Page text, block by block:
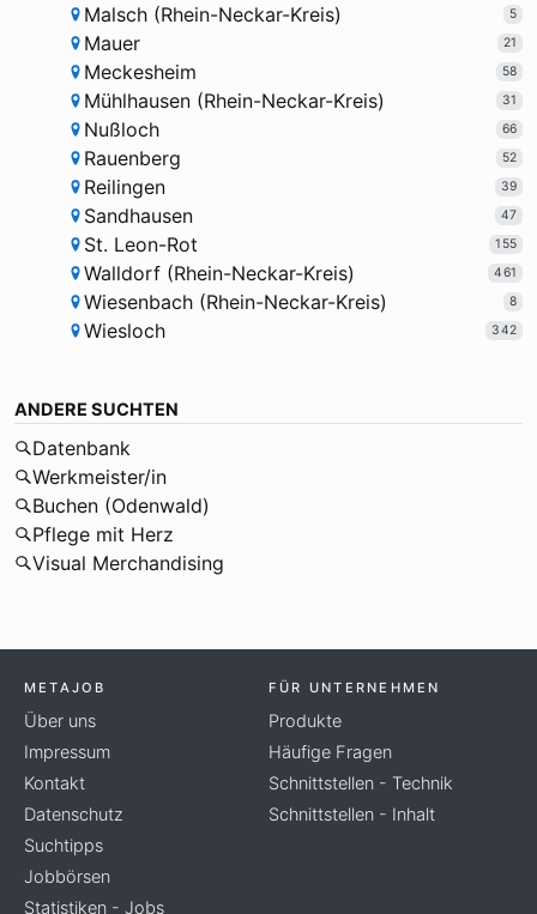
Malsch (Rhein-Neckar-Kreis) 5
Mauer 21
Meckesheim 58
Mühlhausen (Rhein-Neckar-Kreis) 31
Nußloch 66
Rauenberg 52
Reilingen 39
Sandhausen 47
St. Leon-Rot 155
Walldorf (Rhein-Neckar-Kreis) 461
Wiesenbach (Rhein-Neckar-Kreis) 8
Wiesloch 342
ANDERE SUCHTEN
Datenbank
Werkmeister/in
Buchen (Odenwald)
Pflege mit Herz
Visual Merchandising
METAJOB
Über uns
Impressum
Kontakt
Datenschutz
Suchtipps
Jobbörsen
Statistiken - Jobs
FÜR UNTERNEHMEN
Produkte
Häufige Fragen
Schnittstellen - Technik
Schnittstellen - Inhalt